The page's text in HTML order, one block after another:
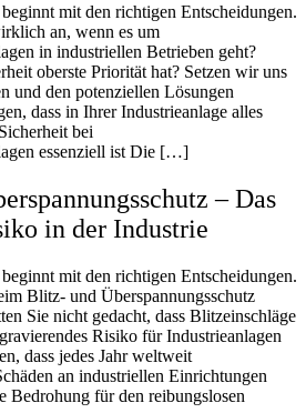
mit den richtigen Entscheidungen.
an, wenn es um
in industriellen Betrieben geht?
oberste Priorität hat? Setzen wir uns
und den potenziellen Lösungen
dass in Ihrer Industrieanlage alles
bei
essenziell ist Die […]
– Das
in der Industrie
mit den richtigen Entscheidungen.
Blitz- und Überspannungsschutz
Sie nicht gedacht, dass Blitzeinschläge
Risiko für Industrieanlagen
dass jedes Jahr weltweit
an industriellen Einrichtungen
Bedrohung für den reibungslosen